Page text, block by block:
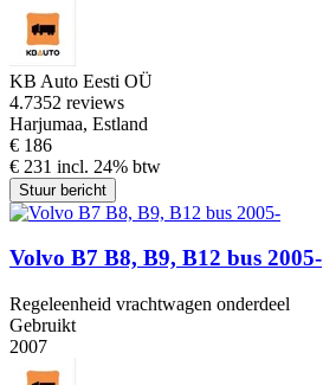
KB Auto Eesti OÜ
4.7352 reviews
Harjumaa, Estland
€ 186
€ 231 incl. 24% btw
Stuur bericht
Volvo B7 B8, B9, B12 bus 2005-
Regeleenheid vrachtwagen onderdeel
Gebruikt
2007